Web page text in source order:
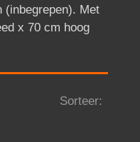
(inbegrepen). Met
x 70 cm hoog
Sorteer: